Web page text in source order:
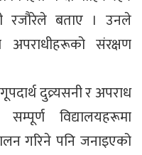
रजौरेले बताए । उनले
संरक्षण
दुव्र्यसनी र अपराध
विद्यालयहरूमा
गरिने पनि जनाइएको